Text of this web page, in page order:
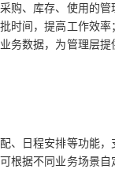
购、库存、使用的
时间，提高工作效率
务数据，为管理层
、日程安排等功能
根据不同业务场景